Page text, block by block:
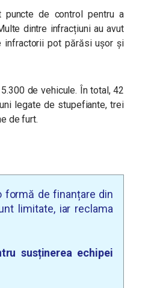
puncte de control pentru a
dintre infracțiuni au avut
infractorii pot părăsi uşor şi
de vehicule. În total, 42
legate de stupefiante, trei
de furt.
formă de finanțare din
limitate, iar reclama
susținerea echipei